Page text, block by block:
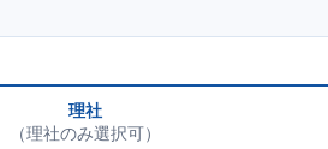
理社
（理社のみ選択可）